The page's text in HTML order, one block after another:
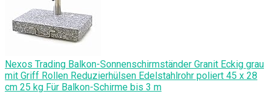
Nexos Trading Balkon-Sonnenschirmständer Granit Eckig grau
mit Griff Rollen Reduzierhülsen Edelstahlrohr poliert 45 x 28
cm 25 kg Für Balkon-Schirme bis 3 m